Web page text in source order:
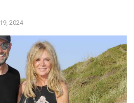
2024